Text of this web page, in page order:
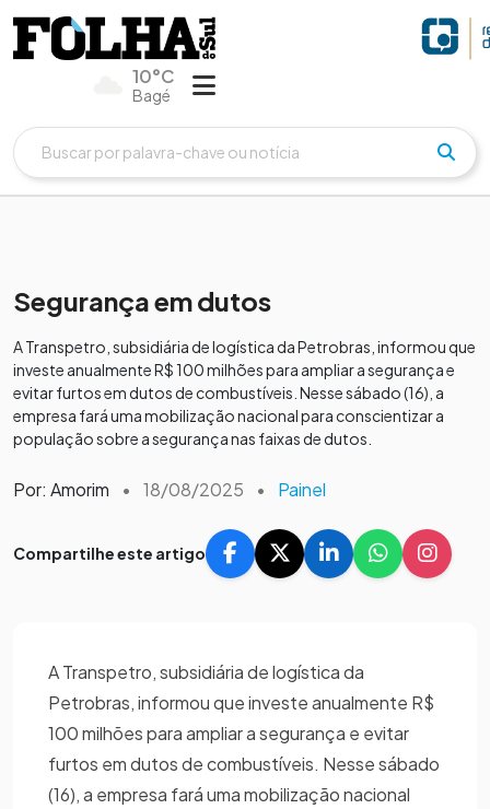
10°C
Bagé
Segurança em dutos
A Transpetro, subsidiária de logística da Petrobras, informou que
investe anualmente R$ 100 milhões para ampliar a segurança e
evitar furtos em dutos de combustíveis. Nesse sábado (16), a
empresa fará uma mobilização nacional para conscientizar a
população sobre a segurança nas faixas de dutos.
Por: Amorim • 18/08/2025 • Painel
Compartilhe este artigo
A Transpetro, subsidiária de logística da
Petrobras, informou que investe anualmente R$
100 milhões para ampliar a segurança e evitar
furtos em dutos de combustíveis. Nesse sábado
(16), a empresa fará uma mobilização nacional